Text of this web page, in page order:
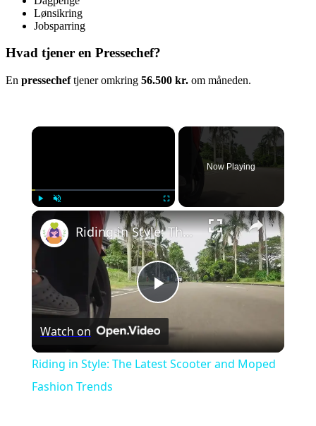
Lønsikring
Jobsparring
Hvad tjener en Pressechef?
En pressecheftjener omkring 56.500 kr. om måneden.
×
Now Playing
×
Play
Video
Riding in Style: The Latest Scooter and Moped Fashion Trends
Watch on
Riding in Style: The Latest Scooter and Moped
Fashion Trends